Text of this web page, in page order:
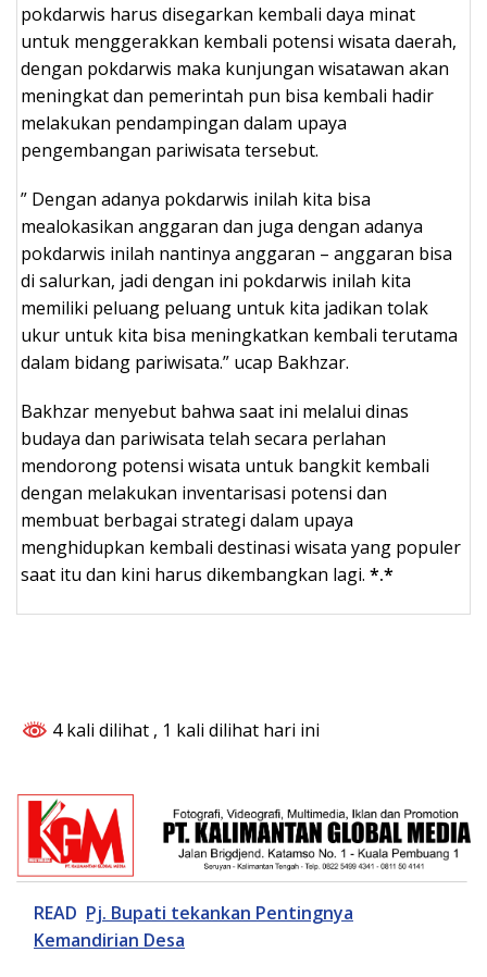
pokdarwis harus disegarkan kembali daya minat
untuk menggerakkan kembali potensi wisata daerah,
dengan pokdarwis maka kunjungan wisatawan akan
meningkat dan pemerintah pun bisa kembali hadir
melakukan pendampingan dalam upaya
pengembangan pariwisata tersebut.
” Dengan adanya pokdarwis inilah kita bisa
mealokasikan anggaran dan juga dengan adanya
pokdarwis inilah nantinya anggaran – anggaran bisa
di salurkan, jadi dengan ini pokdarwis inilah kita
memiliki peluang peluang untuk kita jadikan tolak
ukur untuk kita bisa meningkatkan kembali terutama
dalam bidang pariwisata.” ucap Bakhzar.
Bakhzar menyebut bahwa saat ini melalui dinas
budaya dan pariwisata telah secara perlahan
mendorong potensi wisata untuk bangkit kembali
dengan melakukan inventarisasi potensi dan
membuat berbagai strategi dalam upaya
menghidupkan kembali destinasi wisata yang populer
saat itu dan kini harus dikembangkan lagi. *.*
4 kali dilihat , 1 kali dilihat hari ini
READ Pj. Bupati tekankan Pentingnya
Kemandirian Desa